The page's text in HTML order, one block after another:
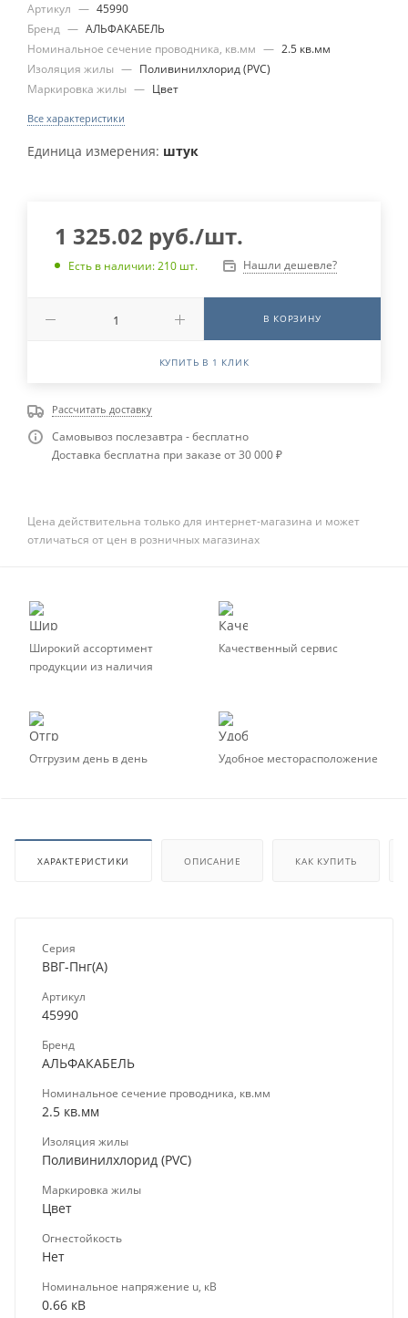
Артикул — 45990
Бренд — АЛЬФАКАБЕЛЬ
Номинальное сечение проводника, кв.мм — 2.5 кв.мм
Изоляция жилы — Поливинилхлорид (PVC)
Маркировка жилы — Цвет
Все характеристики
Единица измерения: штук
1 325.02 руб./шт.
Есть в наличии: 210 шт. Нашли дешевле?
В КОРЗИНУ
КУПИТЬ В 1 КЛИК
Рассчитать доставку
Самовывоз послезавтра - бесплатно
Доставка бесплатна при заказе от 30 000 ₽
Цена действительна только для интернет-магазина и может
отличаться от цен в розничных магазинах
Широкий ассортимент
продукции из наличия
Качественный сервис
Отгрузим день в день Удобное месторасположение
ХАРАКТЕРИСТИКИ ОПИСАНИЕ КАК КУПИТЬ
Серия
ВВГ-Пнг(А)
Артикул
45990
Бренд
АЛЬФАКАБЕЛЬ
Номинальное сечение проводника, кв.мм
2.5 кв.мм
Изоляция жилы
Поливинилхлорид (PVC)
Маркировка жилы
Цвет
Огнестойкость
Нет
Номинальное напряжение u, кВ
0.66 кВ